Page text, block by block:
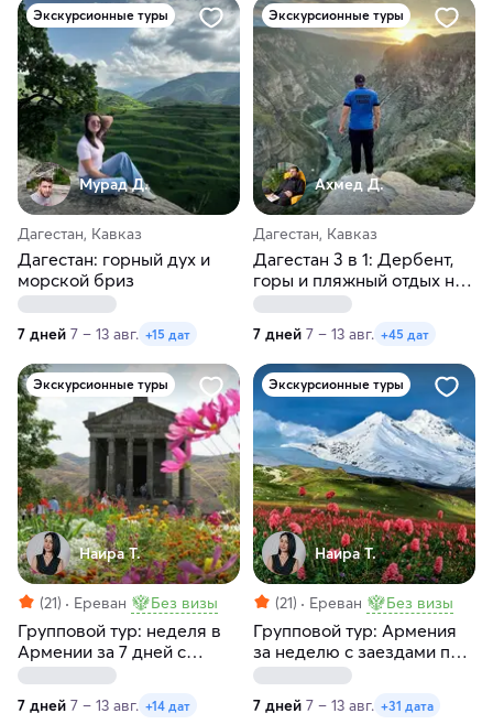
Экскурсионные туры
Мурад Д.
Дагестан, Кавказ
Дагестан: горный дух и
морской бриз
7 дней 7 – 13 авг. +15 дат
Экскурсионные туры
Ахмед Д.
Дагестан, Кавказ
Дагестан 3 в 1: Дербент,
горы и пляжный отдых на
берегу Каспия
7 дней 7 – 13 авг. +45 дат
Экскурсионные туры
Наира Т.
(21) Ереван Без визы
Групповой тур: неделя в
Армении за 7 дней с
заездами по пятницам и
четвергам
7 дней 7 – 13 авг. +14 дат
Экскурсионные туры
Наира Т.
(21) Ереван Без визы
Групповой тур: Армения
за неделю с заездами по
пятницам и субботам
7 дней 7 – 13 авг. +31 дата